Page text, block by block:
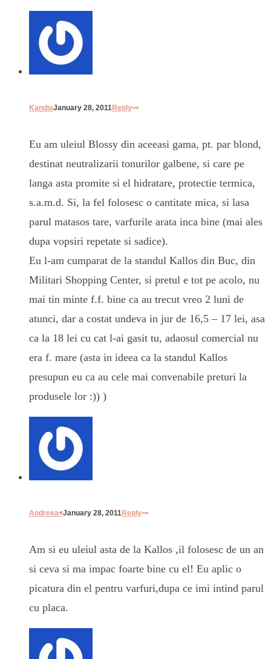
KandiaJanuary 28, 2011Reply
Eu am uleiul Blossy din aceeasi gama, pt. par blond,
destinat neutralizarii tonurilor galbene, si care pe
langa asta promite si el hidratare, protectie termica,
s.a.m.d. Si, la fel folosesc o cantitate mica, si lasa
parul matasos tare, varfurile arata inca bine (mai ales
dupa vopsiri repetate si sadice).
Eu l-am cumparat de la standul Kallos din Buc, din
Militari Shopping Center, si pretul e tot pe acolo, nu
mai tin minte f.f. bine ca au trecut vreo 2 luni de
atunci, dar a costat undeva in jur de 16,5 – 17 lei, asa
ca la 18 lei cu cat l-ai gasit tu, adaosul comercial nu
era f. mare (asta in ideea ca la standul Kallos
presupun eu ca au cele mai convenabile preturi la
produsele lor :)) )
Andreea♥January 28, 2011Reply
Am si eu uleiul asta de la Kallos ,il folosesc de un an
si ceva si ma impac foarte bine cu el! Eu aplic o
picatura din el pentru varfuri,dupa ce imi intind parul
cu placa.